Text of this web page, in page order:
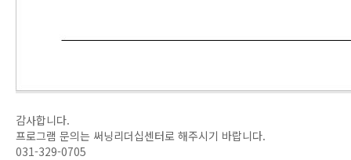
감사합니다.
프로그램 문의는 써닝리더십센터로 해주시기 바랍니다.
031-329-0705